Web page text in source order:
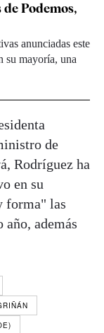
Podemos,
anunciadas este
su mayoría, una
de
Rodríguez ha
en su
forma" las
además